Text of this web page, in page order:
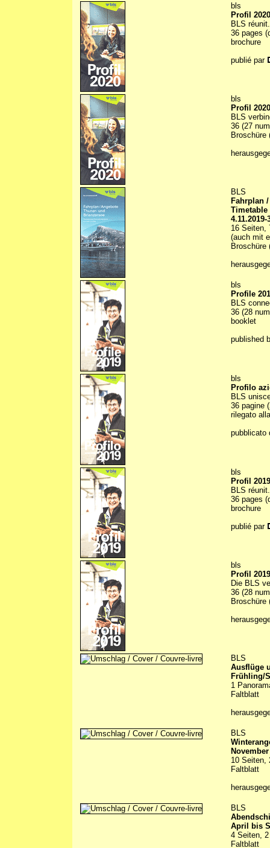
bls
Profil 2020
BLS réunit.
36 pages
brochure
publié par
bls
Profil 2020
BLS
36 (27
Broschüre
BLS
Fahrplan
Timetable
4.11.2019-
16 Seiten,
(auch mit
Broschüre
bls
Profile
BLS
36 (28
booklet
published
bls
Profilo
BLS
36 pagine
rilegato
pubblicato
bls
Profil 2019
BLS réunit.
36 pages
brochure
publié par
bls
Profil 2019
Die BLS
36 (28
Broschüre
BLS
Ausflüge
Frühling/
1
Faltblatt
BLS
10 Seiten,
Faltblatt
BLS
April bis
4 Seiten,
Faltblatt